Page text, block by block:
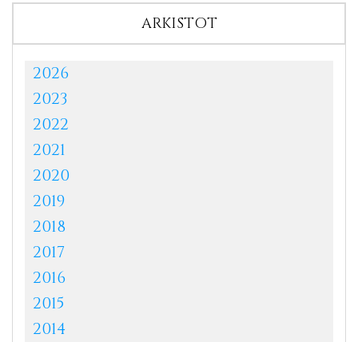
ARKISTOT
2026
2023
2022
2021
2020
2019
2018
2017
2016
2015
2014